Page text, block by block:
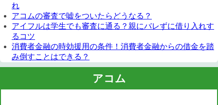
れ
アコムの審査で嘘をついたらどうなる？
アイフルは学生でも審査に通る？親にバレずに借り入れす
るコツ
消費者金融の時効援用の条件！消費者金融からの借金を踏
み倒すことはできる？
アコム